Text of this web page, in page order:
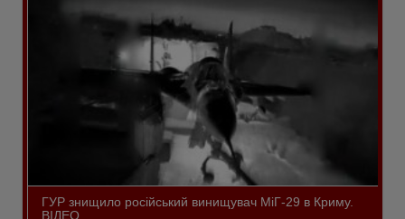
ГУР знищило російський винищувач МіГ-29 в Криму.
ВІДЕО